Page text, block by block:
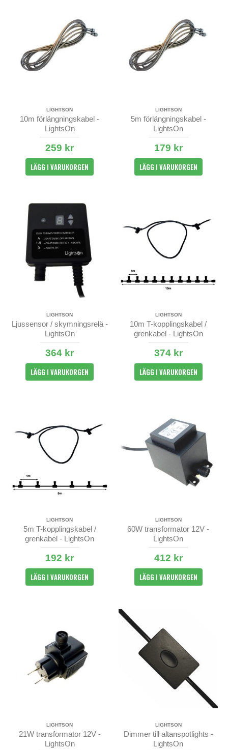
LIGHTSON
10m förlängningskabel -
LightsOn
259 kr
LÄGG I VARUKORGEN
LIGHTSON
5m förlängningskabel -
LightsOn
179 kr
LÄGG I VARUKORGEN
LIGHTSON
Ljussensor / skymningsrelä -
LightsOn
364 kr
LÄGG I VARUKORGEN
LIGHTSON
10m T-kopplingskabel /
grenkabel - LightsOn
374 kr
LÄGG I VARUKORGEN
LIGHTSON
5m T-kopplingskabel /
grenkabel - LightsOn
192 kr
LÄGG I VARUKORGEN
LIGHTSON
60W transformator 12V -
LightsOn
412 kr
LÄGG I VARUKORGEN
LIGHTSON
21W transformator 12V -
LightsOn
LIGHTSON
Dimmer till altanspotlights -
LightsOn